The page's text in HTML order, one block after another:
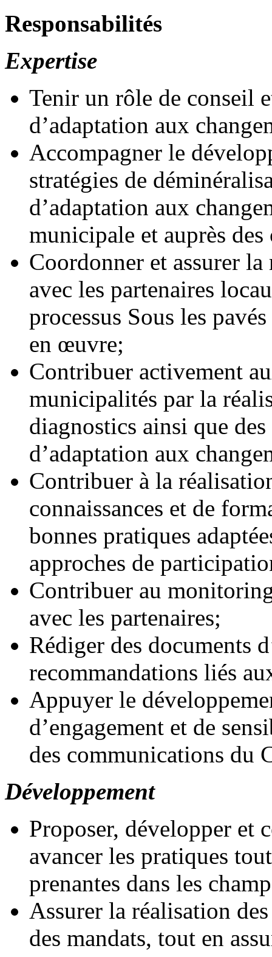
Responsabilités
Expertise
Tenir un rôle de conseil
d’adaptation aux
Accompagner le
stratégies de
d’adaptation aux
municipale et auprès des
Coordonner et assurer
avec les partenaires
processus Sous les
en œuvre;
Contribuer activement
municipalités par la
diagnostics ainsi que
d’adaptation aux
Contribuer à la
connaissances et de
bonnes pratiques
approches de
Contribuer au
avec les partenaires;
Rédiger des documents
recommandations liés
Appuyer le
d’engagement et de
des communications du
Développement
Proposer, développer et
avancer les pratiques
prenantes dans les
Assurer la réalisation
des mandats, tout en